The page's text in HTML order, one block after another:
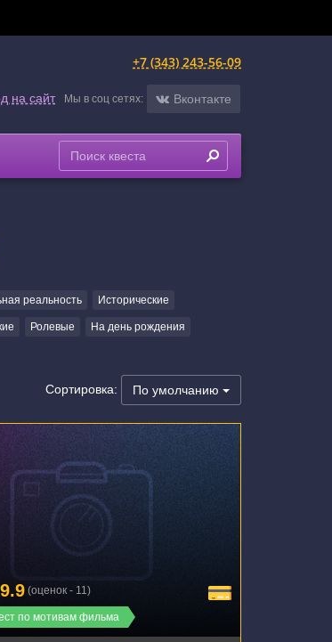
+7 (343) 243-56-09
на сайт Мы в соц сетях: Вконтакте
реальность Исторические
Ролевые На день рождения
Сортировка: По умолчанию
улица Луначарского, 50
по мотивам фильма
9.9 (оценок - 11)